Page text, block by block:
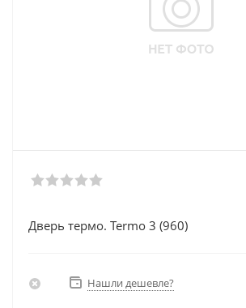
Дверь термо. Termo 3 (960)
Нашли дешевле?